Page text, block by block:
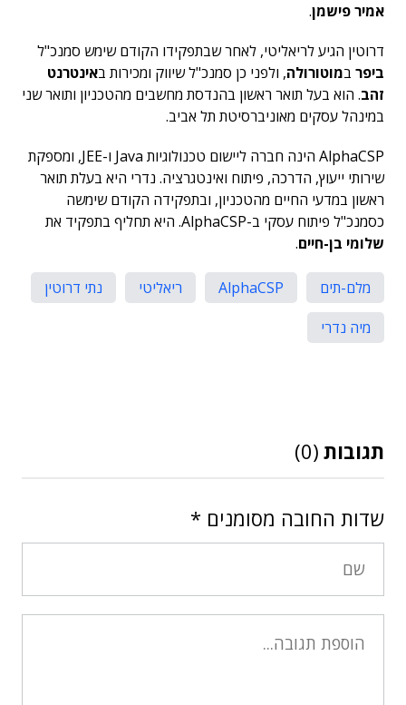
אמיר פישמן.
דרוטין הגיע לריאליטי, לאחר שבתפקידו הקודם שימש סמנכ"ל
ביפר במוטורולה, ולפני כן סמנכ"ל שיווק ומכירות באינטרנט
זהב. הוא בעל תואר ראשון בהנדסת מחשבים מהטכניון ותואר שני
במינהל עסקים מאוניברסיטת תל אביב.
AlphaCSP הינה חברה ליישום טכנולוגיות Java ו-JEE, ומספקת
שירותי ייעוץ, הדרכה, פיתוח ואינטגרציה. נדרי היא בעלת תואר
ראשון במדעי החיים מהטכניון, ובתפקידה הקודם שימשה
כסמנכ"ל פיתוח עסקי ב-AlphaCSP. היא תחליף בתפקיד את
שלומי בן-חיים.
מלם-תים AlphaCSP ריאליטי
נתי דרוטין
מיה נדרי
תגובות (0)
שדות החובה מסומנים *